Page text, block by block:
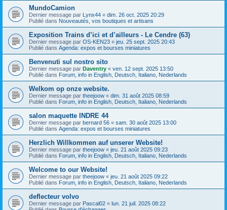
MundoCamion
Dernier message par Lynx44 « dim. 26 oct. 2025 20:29
Publié dans Nouveautés, vos boutiques et artisans
Exposition Trains d’ici et d’ailleurs - Le Cendre (63)
Dernier message par OS-KEN23 « jeu. 25 sept. 2025 20:43
Publié dans Agenda: expos et bourses miniatures
Benvenuti sul nostro sito
Dernier message par Daventry « ven. 12 sept. 2025 13:50
Publié dans Forum, info in English, Deutsch, Italiano, Nederlands
Welkom op onze website.
Dernier message par theejoow « dim. 31 août 2025 08:59
Publié dans Forum, info in English, Deutsch, Italiano, Nederlands
salon maquette INDRE 44
Dernier message par bernard 56 « sam. 30 août 2025 13:00
Publié dans Agenda: expos et bourses miniatures
Herzlich Willkommen auf unserer Website!
Dernier message par theejoow « jeu. 21 août 2025 09:23
Publié dans Forum, info in English, Deutsch, Italiano, Nederlands
Welcome to our Website!
Dernier message par theejoow « jeu. 21 août 2025 09:22
Publié dans Forum, info in English, Deutsch, Italiano, Nederlands
deflecteur volvo
Dernier message par Pascal02 « lun. 21 juil. 2025 08:22